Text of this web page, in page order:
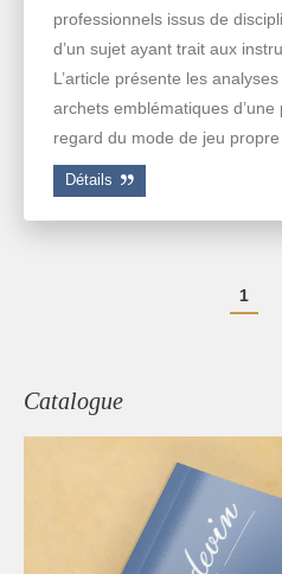
professionnels issus de
d’un sujet ayant trait aux
L’article présente les
archets emblématiques
regard du mode de jeu
Détails
1
Catalogue